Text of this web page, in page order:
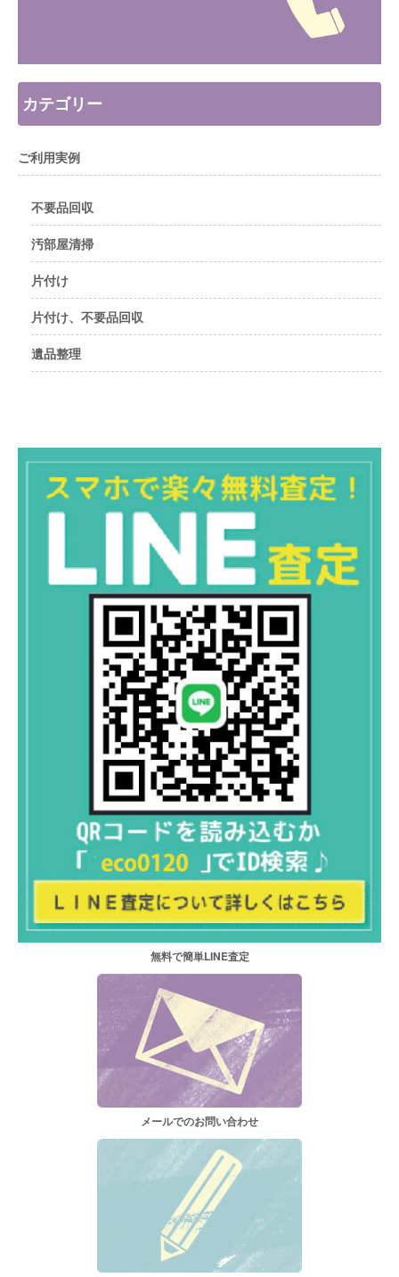
カテゴリー
ご利用実例
不要品回収
汚部屋清掃
片付け
片付け、不要品回収
遺品整理
無料で簡単LINE査定
メールでのお問い合わせ